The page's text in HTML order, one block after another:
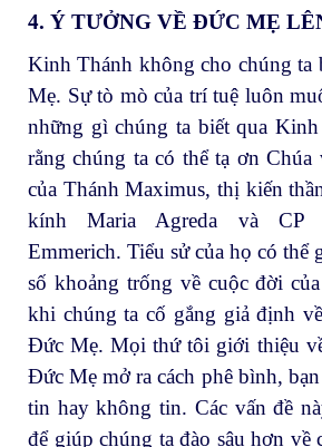
4. Ý TƯỞNG VỀ ĐỨC MẸ
Kinh Thánh không cho chúng ta
Mẹ. Sự tò mò của trí tuệ luôn
những gì chúng ta biết qua
rằng chúng ta có thể tạ ơn Chúa
của Thánh Maximus, thị kiến
kính Maria Agreda và CP
Emmerich. Tiểu sử của họ có thể
số khoảng trống về cuộc đời
khi chúng ta cố gắng giả định
Đức Mẹ. Mọi thứ tôi giới thiệu
Đức Mẹ mở ra cách phê bình,
tin hay không tin. Các vấn đề
để giúp chúng ta đào sâu hơn về